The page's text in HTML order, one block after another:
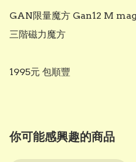
GAN限量魔方 Gan12 M
三階磁力魔方
1995元 包順豐
你可能感興趣的商品